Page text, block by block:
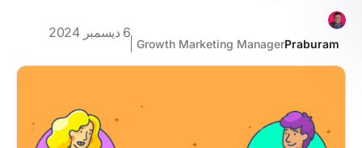
Praburam
Growth Marketing Manager
6 ديسمبر 2024